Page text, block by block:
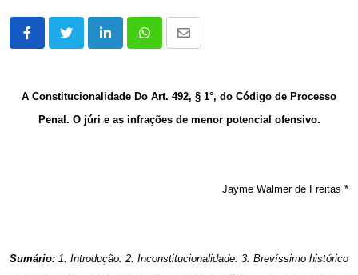
LinkedInWhatsappShare
A Constitucionalidade Do Art. 492, § 1°, do Código de Processo
Penal. O júri e as infrações de menor potencial ofensivo.
Jayme Walmer de Freitas *
Sumário: 1. Introdução. 2. Inconstitucionalidade. 3. Brevíssimo histórico